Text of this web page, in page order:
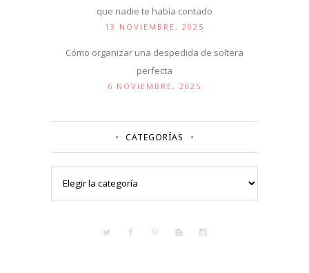
que nadie te había contado
13 NOVIEMBRE, 2025
Cómo organizar una despedida de soltera
perfecta
6 NOVIEMBRE, 2025
CATEGORÍAS